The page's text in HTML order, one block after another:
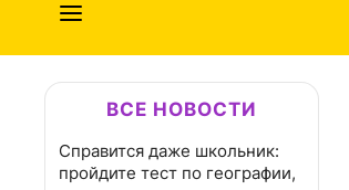
ВСЕ НОВОСТИ
Справится даже школьник:
пройдите тест по географии,